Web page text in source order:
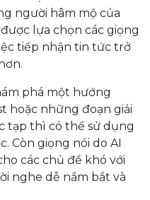
người hâm mộ của
lựa chọn các giọng
tiếp nhận tin tức trở
phá một hướng
hoặc những đoạn giải
tạp thì có thể sử dụng
Còn giọng nói do AI
các chủ đề khó với
nghe dễ nắm bắt và